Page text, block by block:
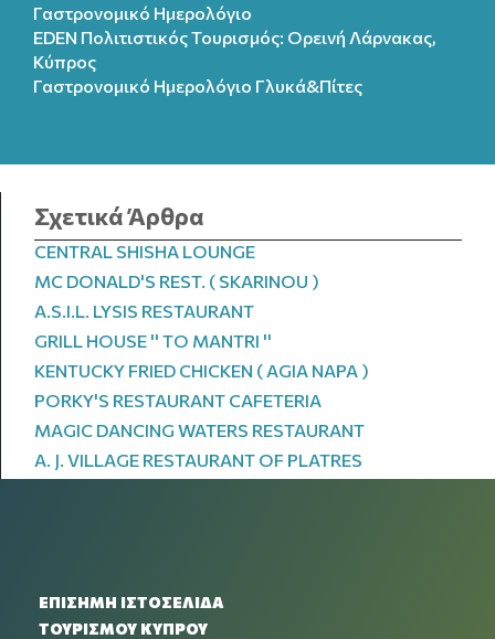
Γαστρονομικό Ημερολόγιο
EDEN Πολιτιστικός Τουρισμός: Ορεινή Λάρνακας,
Κύπρος
Γαστρονομικό Ημερολόγιo Γλυκά&Πίτες
Σχετικά Άρθρα
CENTRAL SHISHA LOUNGE
MC DONALD'S REST. ( SKARINOU )
A.S.I.L. LYSIS RESTAURANT
GRILL HOUSE '' TO MANTRI ''
KENTUCKY FRIED CHICKEN ( AGIA NAPA )
PORKY'S RESTAURANT CAFETERIA
MAGIC DANCING WATERS RESTAURANT
A. J. VILLAGE RESTAURANT OF PLATRES
ΕΠΙΣΗΜΗ ΙΣΤΟΣΕΛΙΔΑ
ΤΟΥΡΙΣΜΟΥ ΚΥΠΡΟΥ